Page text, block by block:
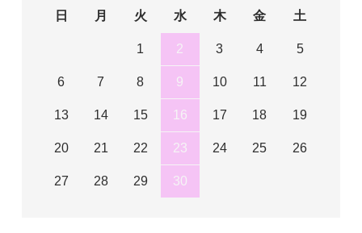
日
月 火 水 木 金 土
1 2 3 4 5
6 7 8 9 10 11 12
13 14 15 16 17 18 19
20 21 22 23 24 25 26
27 28 29 30